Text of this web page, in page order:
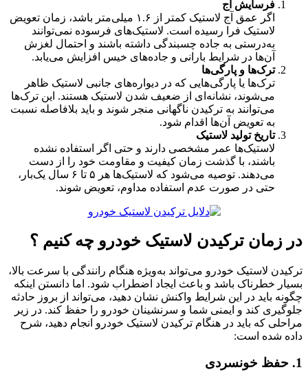
فرسایش آج
اگر عمق آج لاستیک کمتر از ۱.۶ میلی‌متر باشد، زمان تعویض
لاستیک فرا رسیده است. لاستیک‌های فرسوده نمی‌توانند
به‌درستی به جاده چسبندگی داشته باشند و احتمال لغزش
آن‌ها در شرایط بارانی و جاده‌های خیس افزایش می‌یابد.
ترک‌ها و پارگی‌ها
ترک‌ها یا پارگی‌هایی که در دیواره‌های جانبی لاستیک ظاهر
می‌شوند، نشانه‌ای از ضعیف شدن لاستیک هستند. این ترک‌ها
می‌توانند به ترکیدن ناگهانی منجر شوند و باید بلافاصله نسبت
به تعویض آن‌ها اقدام شود.
تاریخ تولید لاستیک
لاستیک‌ها عمر مشخصی دارند و حتی اگر استفاده نشده
باشند، با گذشت زمان کیفیت و مقاومت خود را از دست
می‌دهند. توصیه می‌شود که لاستیک‌ها هر ۵ تا ۶ سال یک‌بار،
حتی در صورت عدم استفاده مداوم، تعویض شوند.
در زمان ترکیدن لاستیک خودرو چه کنیم ؟
ترکیدن لاستیک خودرو می‌تواند به‌ویژه هنگام رانندگی با سرعت بالا،
بسیار خطرناک باشد و باعث ایجاد اضطراب شود. اما دانستن اینکه
چگونه باید در این شرایط واکنش نشان دهید، می‌تواند از بروز حادثه
جلوگیری کند و ایمنی شما و سرنشینان خودرو را حفظ کند. در زیر
مراحلی که باید در هنگام ترکیدن لاستیک خودرو انجام دهید، شرح
داده شده است:
1. حفظ خونسردی